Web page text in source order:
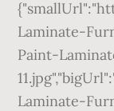
Laminate-
Paint-
Laminate-